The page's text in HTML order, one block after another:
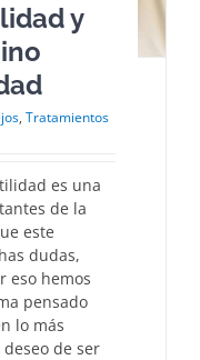
y
, Tratamientos
es una
de la
este
dudas,
eso hemos
pensado
lo más
de ser